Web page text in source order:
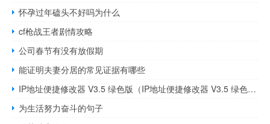
怀孕过年磕头不好吗为什么
cf枪战王者剧情攻略
公司春节有没有放假期
能证明夫妻分居的常见证据有哪些
IP地址便捷修改器 V3.5 绿色版（IP地址便捷修改器 V3.5 绿色版功能简介）
为生活努力奋斗的句子